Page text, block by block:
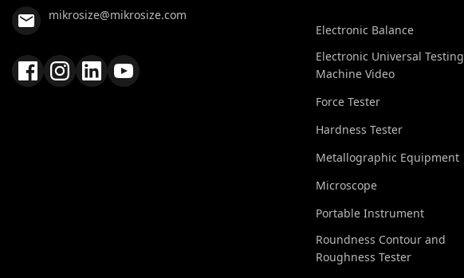
mikrosize@mikrosize.com
Electronic Balance
Electronic Universal Testing
Machine Video
Force Tester
Hardness Tester
Metallographic Equipment
Microscope
Portable Instrument
Roundness Contour and
Roughness Tester